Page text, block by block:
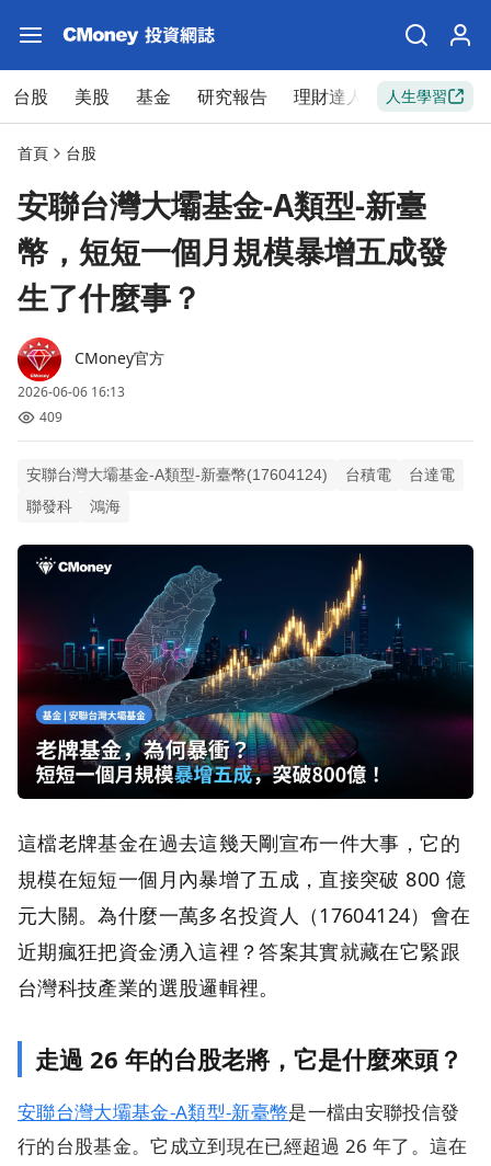
台股 美股 基金 研究報告 理財達人 新手入門
人生學習
首頁 台股
安聯台灣大壩基金-A類型-新臺
幣，短短一個月規模暴增五成發
生了什麼事？
CMoney官方
2026-06-06 16:13
409
安聯台灣大壩基金-A類型-新臺幣(17604124) 台積電
台達電
聯發科
鴻海
這檔老牌基金在過去這幾天剛宣布一件大事，它的
規模在短短一個月內暴增了五成，直接突破 800 億
元大關。為什麼一萬多名投資人（17604124）會在
近期瘋狂把資金湧入這裡？答案其實就藏在它緊跟
台灣科技產業的選股邏輯裡。
走過 26 年的台股老將，它是什麼來頭？
安聯台灣大壩基金-A類型-新臺幣是一檔由安聯投信發
行的台股基金。它成立到現在已經超過 26 年了。這在